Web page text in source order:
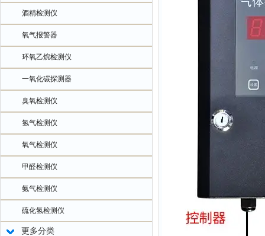
酒精检测仪
氧气报警器
环氧乙烷检测仪
一氧化碳探测器
臭氧检测仪
氢气检测仪
氧气检测仪
甲醛检测仪
氨气检测仪
硫化氢检测仪
更多分类